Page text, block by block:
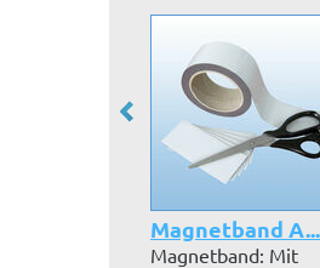
Magnetband A...
Magnetband: Mit